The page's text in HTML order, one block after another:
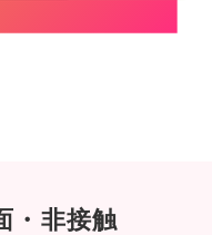
・非接触